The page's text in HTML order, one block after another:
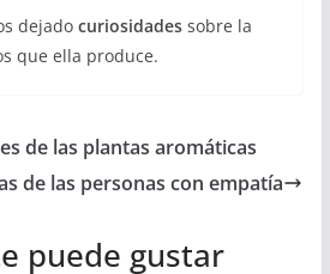
dejado curiosidades sobre la
que ella produce.
de las plantas aromáticas
de las personas con empatía
puede gustar